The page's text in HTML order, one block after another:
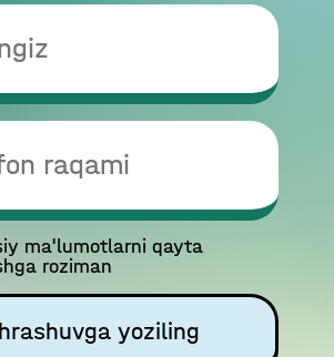
ma'lumotlarni qayta
roziman
yoziling